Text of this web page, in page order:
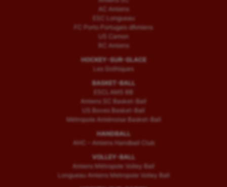
AC Amiens
ESC Longueau
FC Porto Portugais d’Amiens
US Camon
RC Amiens
HOCKEY-SUR-GLACE
Les Gothiques
BASKET-BALL
ESCLAMS BB
Amiens SC Basket-Ball
US Boves Basket-Ball
Métropole Amiénoise Basket-Ball
HANDBALL
AHC – Amiens Handball Club
VOLLEY-BALL
Amiens Métropole Volley Ball
Longueau Amiens Metropole Volley Ball